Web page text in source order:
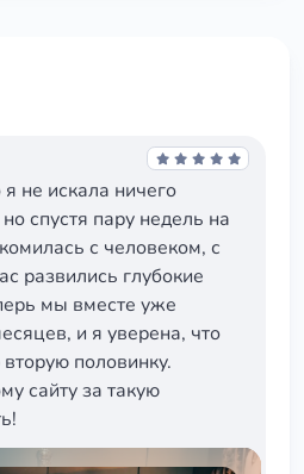
не искала ничего
спустя пару недель на
с человеком, с
развились глубокие
мы вместе уже
и я уверена, что
половинку.
сайту за такую